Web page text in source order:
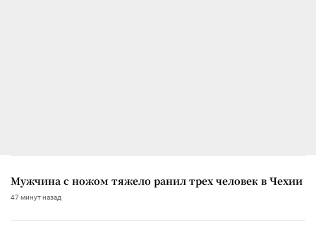
Мужчина с ножом тяжело ранил трех человек в Чехии
47 минут назад